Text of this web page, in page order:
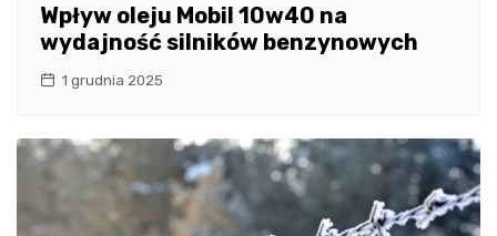
Wpływ oleju Mobil 10w40 na
wydajność silników benzynowych
1 grudnia 2025